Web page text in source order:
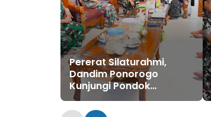
Pererat Silaturahmi,
Dandim Ponorogo
Kunjungi Pondok
Pesantren Al-Iman